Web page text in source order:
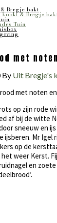
Bregje bakt
kookt & Bregje
Tuin
met
By Uit Bregje's
op zijn rode
af bij de witte
sneeuw en
ijsberen. Mr Igel
op de
weer Kerst.
en